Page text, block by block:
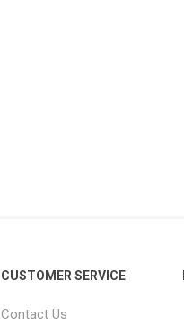
CUSTOMER SERVICE
Contact Us